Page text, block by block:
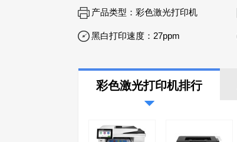
产品类型： 彩色激光打印机
黑白打印速度： 27ppm
彩色激光打印机排行